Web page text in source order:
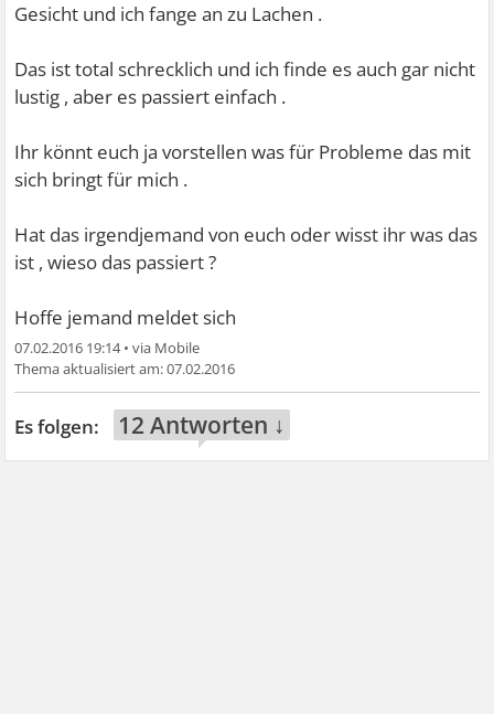
Gesicht und ich fange an zu Lachen .
Das ist total schrecklich und ich finde es auch gar nicht
lustig , aber es passiert einfach .
Ihr könnt euch ja vorstellen was für Probleme das mit
sich bringt für mich .
Hat das irgendjemand von euch oder wisst ihr was das
ist , wieso das passiert ?
Hoffe jemand meldet sich
07.02.2016 19:14•
07.02.2016
12 Antworten ↓